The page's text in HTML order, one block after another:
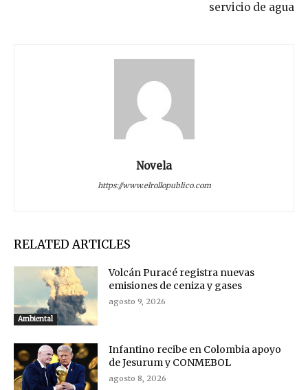
servicio de agua
Novela
https://www.elrollopublico.com
RELATED ARTICLES
Ambiental
Volcán Puracé registra nuevas
emisiones de ceniza y gases
agosto 9, 2026
Infantino recibe en Colombia apoyo
de Jesurum y CONMEBOL
agosto 8, 2026